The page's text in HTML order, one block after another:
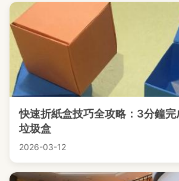
快速折紙盒技巧全攻略：3分鐘
垃圾盒
2026-03-12